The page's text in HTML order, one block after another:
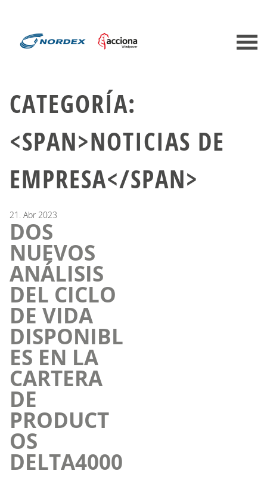
CATEGORÍA:
<SPAN>NOTICIAS DE
EMPRESA</SPAN>
21. Abr 2023
DOS
NUEVOS
ANÁLISIS
DEL CICLO
DE VIDA
DISPONIBL
ES EN LA
CARTERA
DE
PRODUCT
OS
DELTA4000